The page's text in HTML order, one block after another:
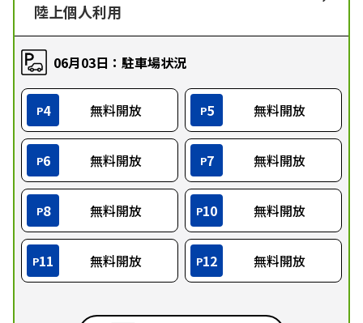
陸上個人利用
06月03日：駐車場状況
P4 無料開放 P5 無料開放
P6 無料開放 P7 無料開放
P8 無料開放 P10 無料開放
P11 無料開放 P12 無料開放